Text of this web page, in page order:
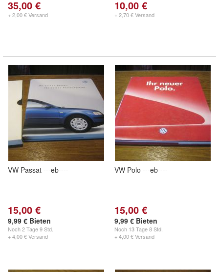
35,00 €
+ 2,00 € Versand
10,00 €
+ 2,70 € Versand
VW Passat ---eb----
15,00 €
9,99 € Bieten
Noch2 Tage 9 Std.
+ 4,00 € Versand
VW Polo ---eb----
15,00 €
9,99 € Bieten
Noch 13 Tage 8 Std.
+ 4,00 € Versand